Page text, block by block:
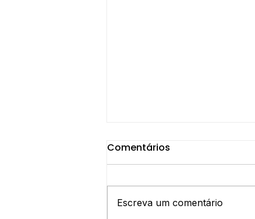
Comentários
Escreva um comentário